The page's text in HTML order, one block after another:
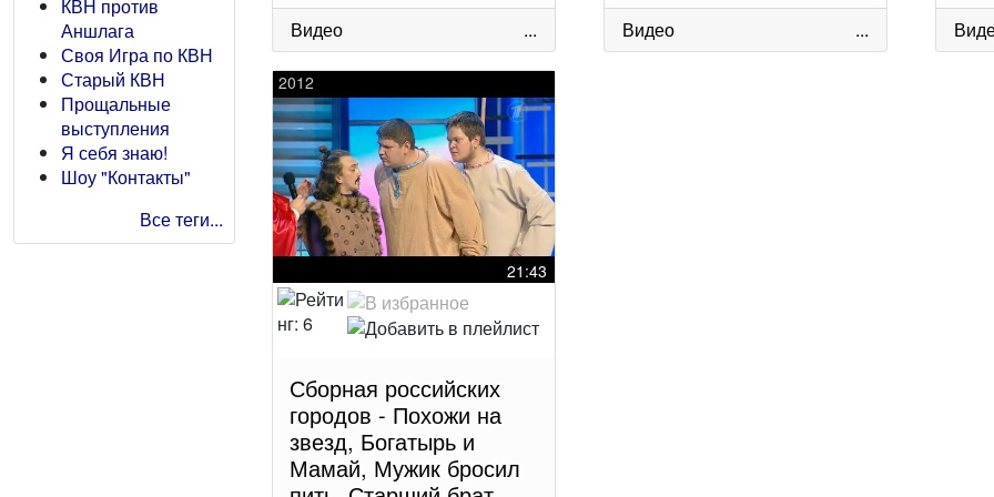
КВН против
Аншлага
Своя Игра по КВН
Старый КВН
Прощальные
выступления
Я себя знаю!
Шоу "Контакты"
Все теги...
Видео ... Видео ...
2012
21:43
Сборная российских
городов - Похожи на
звезд, Богатырь и
Мамай, Мужик бросил